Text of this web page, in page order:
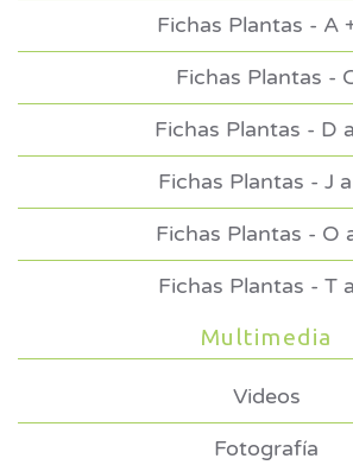
Fichas Plantas - A
Fichas Plantas -
Fichas Plantas - D
Fichas Plantas - J
Fichas Plantas - O
Fichas Plantas - T
Multimedia
Videos
Fotografía